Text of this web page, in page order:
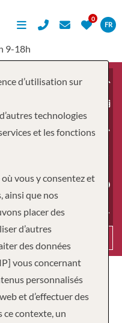
FR
9-18h
LINE
d’utilisation sur
technologies
et les fonctions
vous y consentez et
ainsi que nos
placer des
d’autres
des données
vous concernant
personnalisés
et d’effectuer des
ce contexte, un